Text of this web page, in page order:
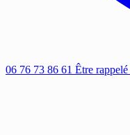
06 76 73 86 61 Être rappelé